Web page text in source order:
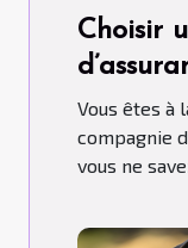
Choisir
Vous êtes à
compagnie
vous ne